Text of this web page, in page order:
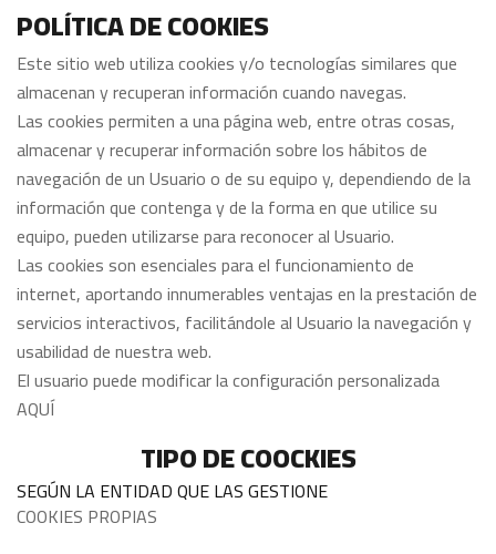
POLÍTICA DE COOKIES
Este sitio web utiliza cookies y/o tecnologías similares que
almacenan y recuperan información cuando navegas.
Las cookies permiten a una página web, entre otras cosas,
almacenar y recuperar información sobre los hábitos de
navegación de un Usuario o de su equipo y, dependiendo de la
información que contenga y de la forma en que utilice su
equipo, pueden utilizarse para reconocer al Usuario.
Las cookies son esenciales para el funcionamiento de
internet, aportando innumerables ventajas en la prestación de
servicios interactivos, facilitándole al Usuario la navegación y
usabilidad de nuestra web.
El usuario puede modificar la configuración personalizada
AQUÍ
TIPO DE COOCKIES
SEGÚN LA ENTIDAD QUE LAS GESTIONE
COOKIES PROPIAS